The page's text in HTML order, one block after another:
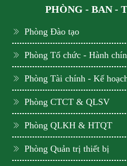
PHÒNG - BAN -
Phòng Đào tạo
Phòng Tổ chức - Hành
Phòng Tài chính - Kế
Phòng CTCT & QLSV
Phòng QLKH & HTQT
Phòng Quản trị thiết bị